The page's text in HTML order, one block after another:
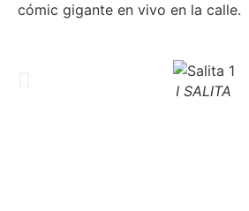
cómic gigante en vivo en la calle.
I SALITA